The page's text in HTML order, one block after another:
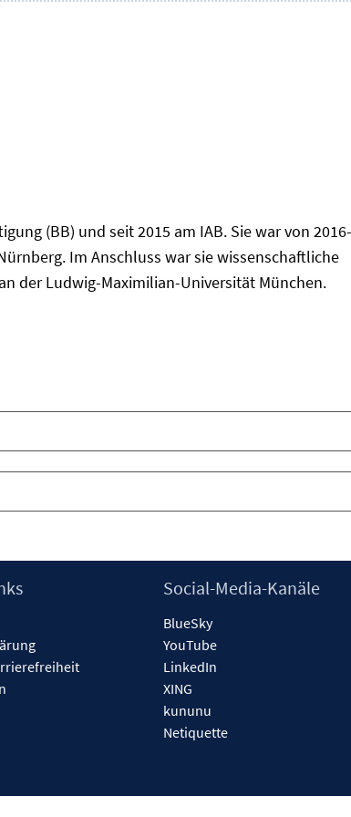
(BB) und seit 2015 am IAB. Sie war von
Im Anschluss war sie wissenschaftliche
der Ludwig-Maximilian-Universität München.
Social-Media-Kanäle
BlueSky
YouTube
LinkedIn
XING
kununu
Netiquette